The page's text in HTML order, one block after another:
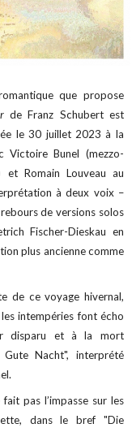
que propose
de Franz Schubert est
le 30 juillet 2023 à la
Victoire Bunel (mezzo-
et Romain Louveau au
à deux voix –
de versions solos
Fischer-Dieskau en
plus ancienne comme
de ce voyage hivernal,
intempéries font écho
disparu et à la mort
Gute Nacht", interprété
pas l’impasse sur les
dans le bref "Die